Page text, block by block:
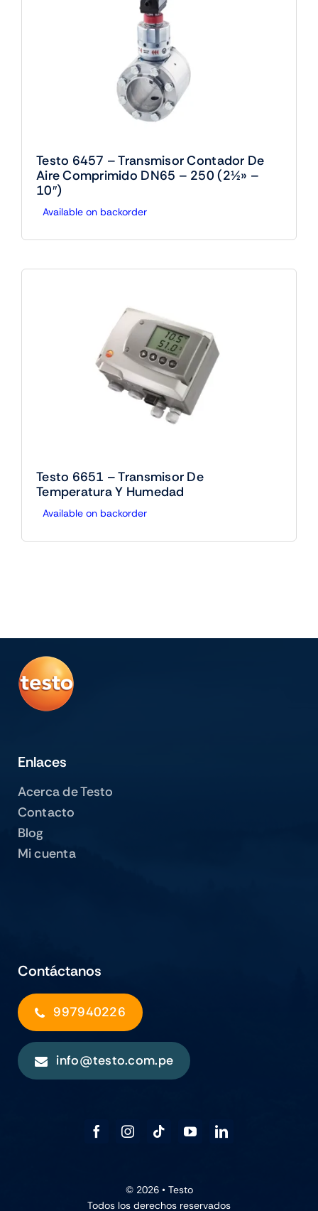
Testo 6457 – Transmisor Contador De
Aire Comprimido DN65 – 250 (2½» –
10″)
Available on backorder
Testo 6651 – Transmisor De
Temperatura Y Humedad
Available on backorder
Enlaces
Acerca de Testo
Contacto
Blog
Mi cuenta
Contáctanos
997940226
info@testo.com.pe
© 2026 • Testo
Todos los derechos reservados